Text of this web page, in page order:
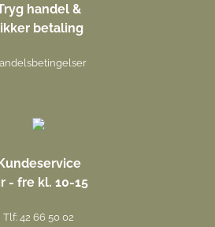
handel &
betaling
- fre kl. 10-15
Tlf: 42 66 50 02